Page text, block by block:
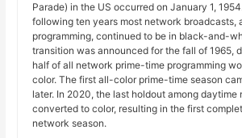
Parade) in the US occurred on January 1,
following ten years most network broadcasts,
programming, continued to be in black-and-
transition was announced for the fall of 1965,
half of all network prime-time programming
color. The first all-color prime-time season
later. In 2020, the last holdout among daytime
converted to color, resulting in the first
network season.